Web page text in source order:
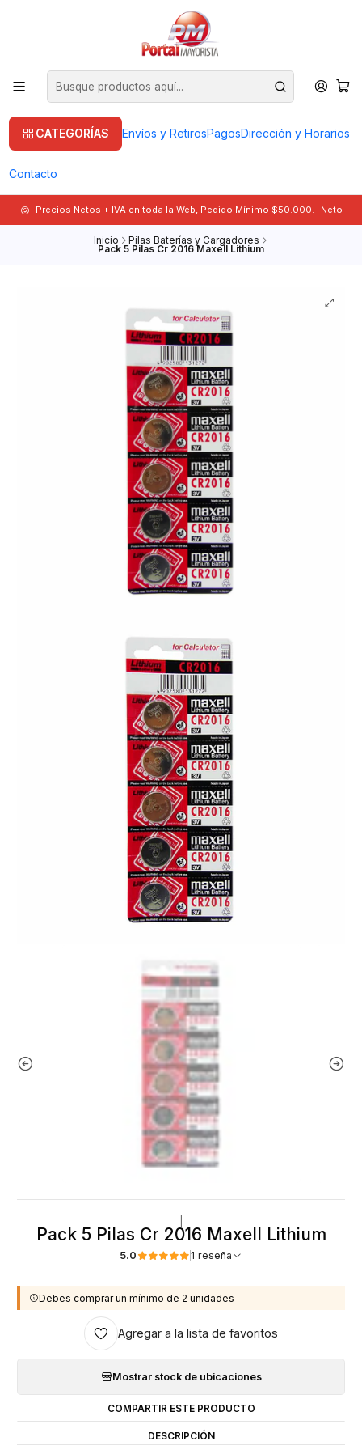
CATEGORÍAS Envíos y RetirosPagosDirección y Horarios
Contacto
Precios Netos + IVA en toda la Web, Pedido Mínimo $50.000.- Neto
Inicio Pilas Baterías y Cargadores
Pack 5 Pilas Cr 2016 Maxell Lithium
Pack 5 Pilas Cr 2016 Maxell Lithium
5.0 1 reseña
Debes comprar un mínimo de 2 unidades
Agregar a la lista de favoritos
Mostrar stock de ubicaciones
COMPARTIR ESTE PRODUCTO
DESCRIPCIÓN